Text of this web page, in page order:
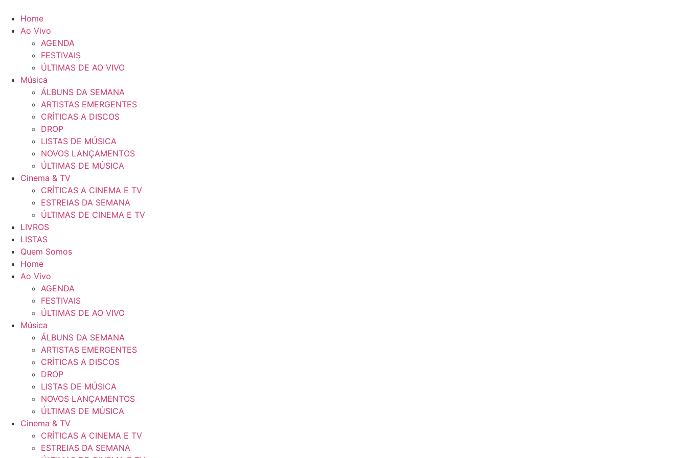
para
conteúdo
Home
Ao Vivo
AGENDA
FESTIVAIS
ÚLTIMAS DE AO VIVO
Música
ÁLBUNS DA SEMANA
ARTISTAS EMERGENTES
CRÍTICAS A DISCOS
DROP
LISTAS DE MÚSICA
NOVOS LANÇAMENTOS
ÚLTIMAS DE MÚSICA
Cinema & TV
CRÍTICAS A CINEMA E TV
ESTREIAS DA SEMANA
ÚLTIMAS DE CINEMA E TV
LIVROS
LISTAS
Quem Somos
Home
Ao Vivo
AGENDA
FESTIVAIS
ÚLTIMAS DE AO VIVO
Música
ÁLBUNS DA SEMANA
ARTISTAS EMERGENTES
CRÍTICAS A DISCOS
DROP
LISTAS DE MÚSICA
NOVOS LANÇAMENTOS
ÚLTIMAS DE MÚSICA
Cinema & TV
CRÍTICAS A CINEMA E TV
ESTREIAS DA SEMANA